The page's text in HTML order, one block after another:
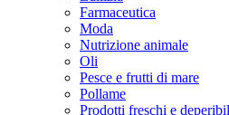
Farmaceutica
Moda
Nutrizione animale
Oli
Pesce e frutti di mare
Pollame
Prodotti freschi e